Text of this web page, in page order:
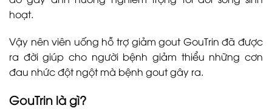
hoạt.
Vậy nên viên uống hỗ trợ giảm gout GouTrin đã được
ra đời giúp cho người bệnh giảm thiểu những cơn
đau nhức đột ngột mà bệnh gout gây ra.
GouTrin là gì?